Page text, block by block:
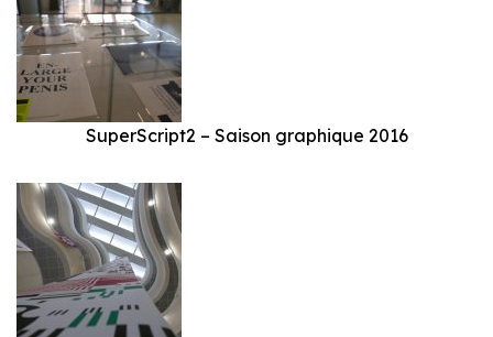
SuperScript2 – Saison graphique 2016